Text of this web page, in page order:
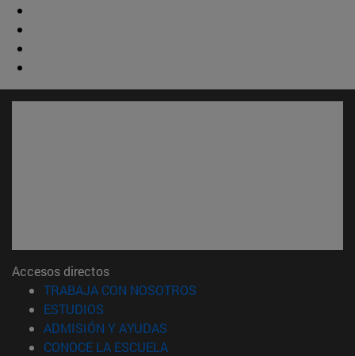
Accesos directos
TRABAJA CON NOSOTROS
ESTUDIOS
ADMISIÓN Y AYUDAS
CONOCE LA ESCUELA(abre en nueva ventana)